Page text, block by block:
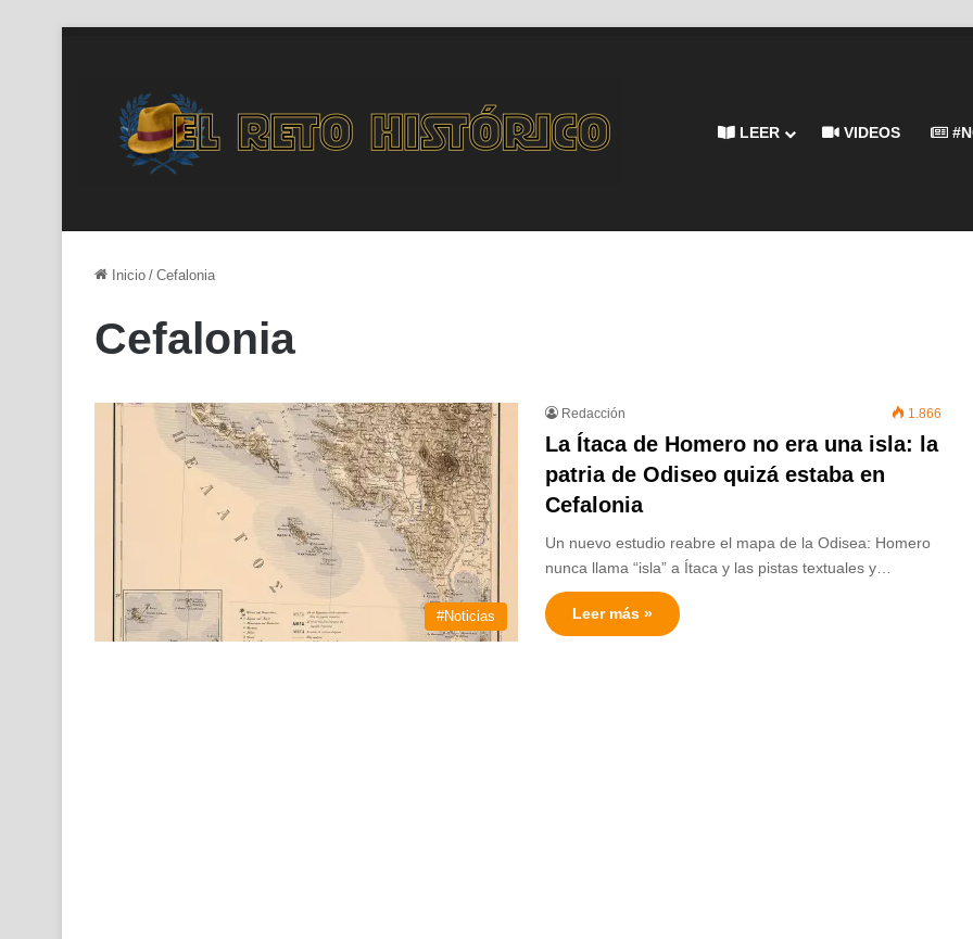
LEER VIDEOS
Inicio / Cefalonia
Cefalonia
#Noticias
Redacción 1.866
La Ítaca de Homero no era una isla: la
patria de Odiseo quizá estaba en
Cefalonia
Un nuevo estudio reabre el mapa de la Odisea: Homero
nunca llama “isla” a Ítaca y las pistas textuales y…
Leer más »